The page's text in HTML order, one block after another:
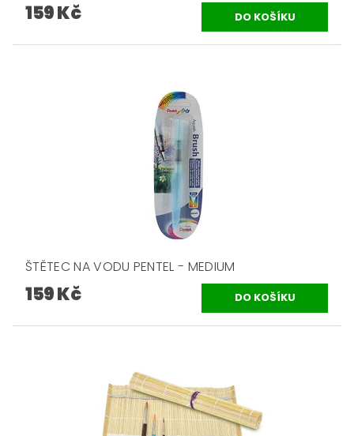
159 Kč
ŠTĚTEC NA VODU PENTEL - MEDIUM
159 Kč